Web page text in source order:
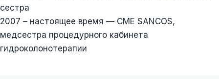
сестра
2007 – настоящее время — CME SANCOS,
медсестра процедурного кабинета
гидроколонотерапии